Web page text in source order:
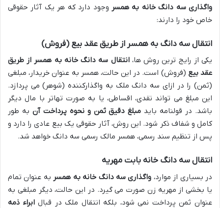
واگذاری سه دانگ خانه به همسر وجود دارد که هر یک آثار حقوقی
خاص خود را دارند:
انتقال سه دانگ به همسر از طریق عقد بیع (فروش)
یکی از رایج ترین روش ها،انتقال سه دانگ خانه به همسر از طریق
عقد بیع (فروش) است. در این حالت، همسر به عنوان خریدار، مبلغی
(ثمن) را در ازای سه دانگ ملک به واگذارکننده (شوهر) می پردازد.
این مبلغ می تواند نقدی، اقساطی، یا به صورت تهاتر با مال دیگر
باشد. در قولنامه باید مبلغ دقیق ثمن و نحوه پرداخت آن به طور
کامل و شفاف ذکر شود. این روش، آثار حقوقی یک بیع عادی را دارد و
پس از تنظیم سند رسمی، همسر مالک رسمی سه دانگ خواهد شد.
انتقال سه دانگ خانه بابت مهریه
در بسیاری از موارد، واگذاری سه دانگ خانه به همسر به عنوان تمام
یا بخشی از مهریه زن صورت می گیرد. در این حالت، دیگر مبلغی به
عنوان ثمن پرداخت نمی شود، بلکه انتقال ملک در قبالابراء ذمه